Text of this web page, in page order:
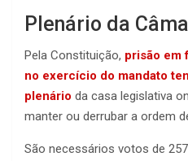
Plenário da
Pela Constituição, prisão em
no exercício do mandato
plenário da casa legislativa
manter ou derrubar a ordem
São necessários votos de